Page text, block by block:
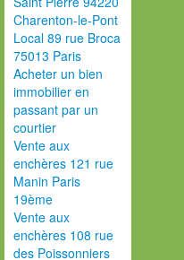
Charenton-le-Pont
Local 89 rue Broca
75013 Paris
Acheter un bien
immobilier en
passant par un
courtier
Vente aux
enchères 121 rue
Manin Paris
19ème
Vente aux
enchères 108 rue
des Poissonniers